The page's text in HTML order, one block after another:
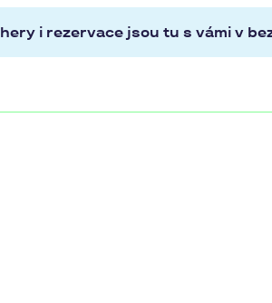
i rezervace jsou tu s vámi v